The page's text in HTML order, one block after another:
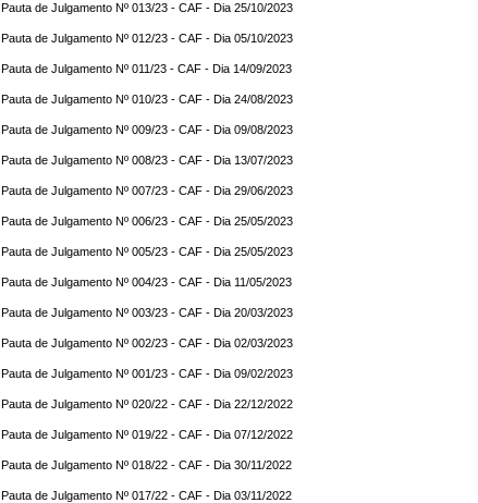
Pauta de Julgamento Nº 013/23 - CAF - Dia 25/10/2023
Pauta de Julgamento Nº 012/23 - CAF - Dia 05/10/2023
Pauta de Julgamento Nº 011/23 - CAF - Dia 14/09/2023
Pauta de Julgamento Nº 010/23 - CAF - Dia 24/08/2023
Pauta de Julgamento Nº 009/23 - CAF - Dia 09/08/2023
Pauta de Julgamento Nº 008/23 - CAF - Dia 13/07/2023
Pauta de Julgamento Nº 007/23 - CAF - Dia 29/06/2023
Pauta de Julgamento Nº 006/23 - CAF - Dia 25/05/2023
Pauta de Julgamento Nº 005/23 - CAF - Dia 25/05/2023
Pauta de Julgamento Nº 004/23 - CAF - Dia 11/05/2023
Pauta de Julgamento Nº 003/23 - CAF - Dia 20/03/2023
Pauta de Julgamento Nº 002/23 - CAF - Dia 02/03/2023
Pauta de Julgamento Nº 001/23 - CAF - Dia 09/02/2023
Pauta de Julgamento Nº 020/22 - CAF - Dia 22/12/2022
Pauta de Julgamento Nº 019/22 - CAF - Dia 07/12/2022
Pauta de Julgamento Nº 018/22 - CAF - Dia 30/11/2022
Pauta de Julgamento Nº 017/22 - CAF - Dia 03/11/2022